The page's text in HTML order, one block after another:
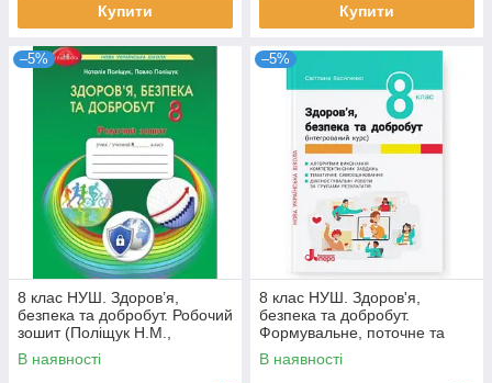
Купити Купити
–5%
8 клас НУШ. Здоров’я,
безпека та добробут. Робочий
зошит (Поліщук Н.М.,
Поліщук П.П.), Грамота
В наявності
–5%
8 клас НУШ. Здоров'я,
безпека та добробут.
Формувальне, поточне та
підсумкове оцінювання.
(Світлана
В наявності